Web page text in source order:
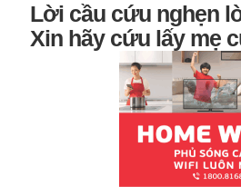
Lời cầu cứu nghẹn
Xin hãy cứu lấy mẹ